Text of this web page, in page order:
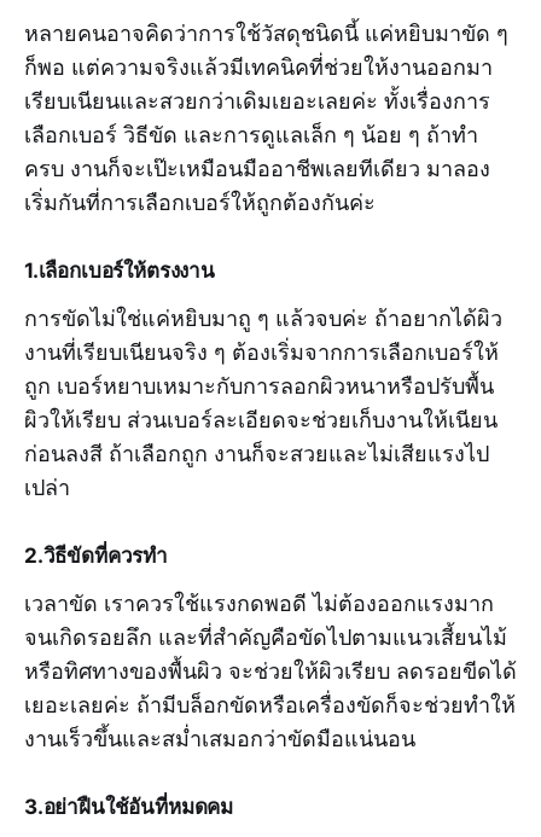
หลายคนอาจคิดว่าการใช้วัสดุชนิดนี้ แค่หยิบมาขัด ๆ
ก็พอ แต่ความจริงแล้วมีเทคนิคที่ช่วยให้งานออกมา
เรียบเนียนและสวยกว่าเดิมเยอะเลยค่ะ ทั้งเรื่องการ
เลือกเบอร์ วิธีขัด และการดูแลเล็ก ๆ น้อย ๆ ถ้าทำ
ครบ งานก็จะเป๊ะเหมือนมืออาชีพเลยทีเดียว มาลอง
เริ่มกันที่การเลือกเบอร์ให้ถูกต้องกันค่ะ
1.เลือกเบอร์ให้ตรงงาน
การขัดไม่ใช่แค่หยิบมาถู ๆ แล้วจบค่ะ ถ้าอยากได้ผิว
งานที่เรียบเนียนจริง ๆ ต้องเริ่มจากการเลือกเบอร์ให้
ถูก เบอร์หยาบเหมาะกับการลอกผิวหนาหรือปรับพื้น
ผิวให้เรียบ ส่วนเบอร์ละเอียดจะช่วยเก็บงานให้เนียน
ก่อนลงสี ถ้าเลือกถูก งานก็จะสวยและไม่เสียแรงไป
เปล่า
2.วิธีขัดที่ควรทำ
เวลาขัด เราควรใช้แรงกดพอดี ไม่ต้องออกแรงมาก
จนเกิดรอยลึก และที่สำคัญคือขัดไปตามแนวเสี้ยนไม้
หรือทิศทางของพื้นผิว จะช่วยให้ผิวเรียบ ลดรอยขีดได้
เยอะเลยค่ะ ถ้ามีบล็อกขัดหรือเครื่องขัดก็จะช่วยทำให้
งานเร็วขึ้นและสม่ำเสมอกว่าขัดมือแน่นอน
3.อย่าฝืนใช้อันที่หมดคม